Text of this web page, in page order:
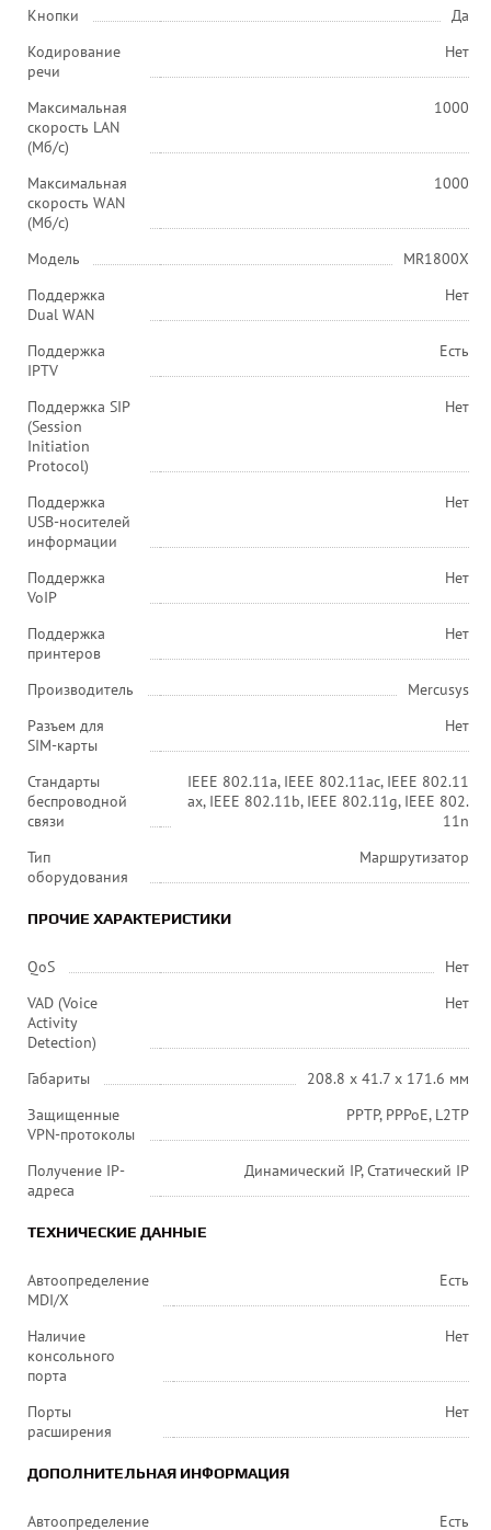
Кнопки
Да
Кодирование
речи
Нет
Максимальная
скорость LAN
(Мб/с)
1000
Максимальная
скорость WAN
(Мб/с)
1000
Модель
MR1800X
Поддержка
Dual WAN
Нет
Поддержка
IPTV
Есть
Поддержка SIP
(Session
Initiation
Protocol)
Нет
Поддержка
USB-носителей
информации
Нет
Поддержка
VoIP
Нет
Поддержка
принтеров
Нет
Производитель
Mercusys
Разъем для
SIM-карты
Нет
Стандарты
беспроводной
связи
IEEE 802.11a, IEEE 802.11ac, IEEE 802.11
ax, IEEE 802.11b, IEEE 802.11g, IEEE 802.
11n
Тип
оборудования
Маршрутизатор
ПРОЧИЕ ХАРАКТЕРИСТИКИ
QoS
Нет
VAD (Voice
Activity
Detection)
Нет
Габариты
208.8 x 41.7 x 171.6 мм
Защищенные
VPN-протоколы
PPTP, PPPoE, L2TP
Получение IP-
адреса
Динамический IP, Статический IP
ТЕХНИЧЕСКИЕ ДАННЫЕ
Автоопределение
MDI/X
Есть
Наличие
консольного
порта
Нет
Порты
расширения
Нет
ДОПОЛНИТЕЛЬНАЯ ИНФОРМАЦИЯ
Автоопределение
Есть